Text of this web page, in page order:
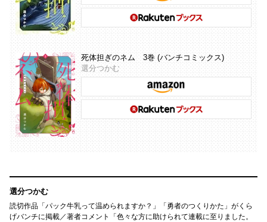
死体担ぎのネム 3巻 (バンチコミックス)
選分つかむ
選分つかむ
読切作品「パック牛乳って温められますか？」「勇者のつくりかた」がくら
げバンチに掲載／著者コメント「色々な方に助けられて連載に至りました。